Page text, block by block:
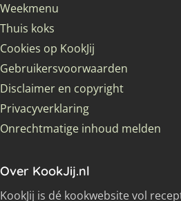
Weekmenu
Thuis koks
Cookies op KookJij
Gebruikersvoorwaarden
Disclaimer en copyright
Privacyverklaring
Onrechtmatige inhoud melden
Over KookJij.nl
KookJij is dé kookwebsite vol